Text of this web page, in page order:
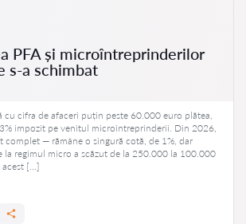
PFA și microîntreprinderilor
s-a schimbat
cu cifra de afaceri puțin peste 60.000 euro plătea,
impozit pe venitul microîntreprinderii. Din 2026,
complet — rămâne o singură cotă, de 1%, dar
la regimul micro a scăzut de la 250.000 la 100.000
acest […]